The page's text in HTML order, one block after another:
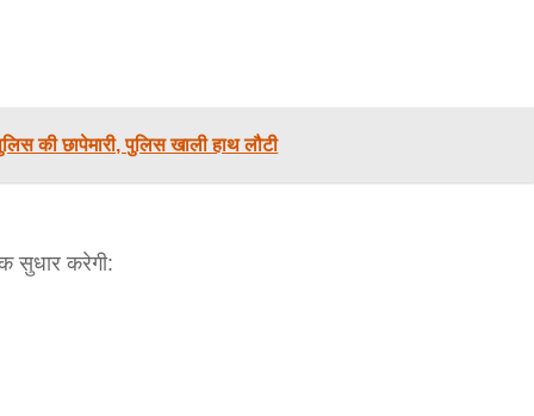
की छापेमारी, पुलिस खाली हाथ लौटी
सुधार करेगी: